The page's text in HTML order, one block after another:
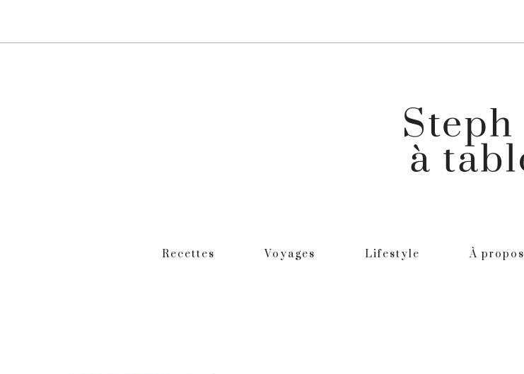
Recettes Voyages Lifestyle À propos